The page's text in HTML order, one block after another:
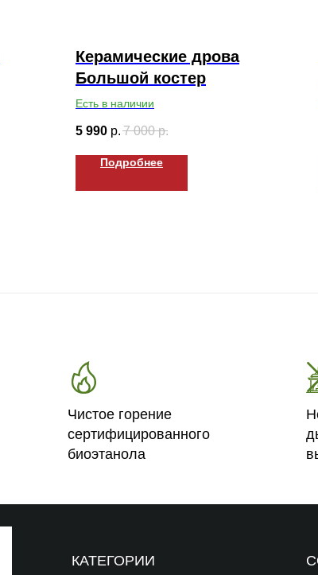
Керамические дрова
Большой костер
Есть в наличии
5 990 р. 7 000 р.
Подробнее
Чистое горение
сертифицированного
биоэтанола
КАТЕГОРИИ